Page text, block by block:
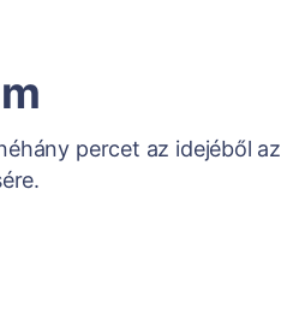
percet az idejéből az